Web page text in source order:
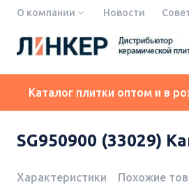
О компании Новости
Каталог плитки оптом и в
SG950900 (33029)
Характеристики Похожие